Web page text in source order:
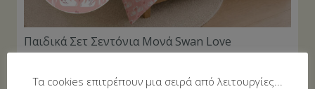
Παιδικά Σετ Σεντόνια Μονά Swan Love
Τα cookies επιτρέπουν μια σειρά από λειτουργίες...